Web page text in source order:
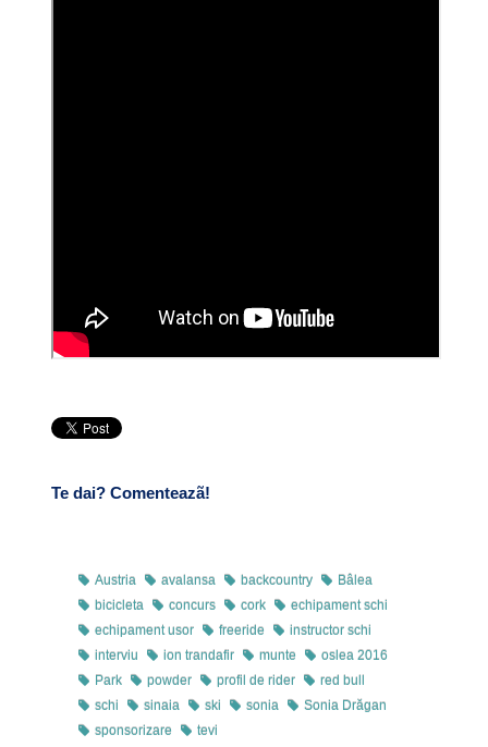
Te dai? Comenteazã!
Austria avalansa backcountry
Bâlea
bicicleta
concurs cork
echipament schi
echipament usor
freeride
instructor schi
interviu
ion trandafir munte
oslea 2016
Park
powder profil de rider
red bull
schi
sinaia ski sonia
Sonia Drăgan
sponsorizare
tevi